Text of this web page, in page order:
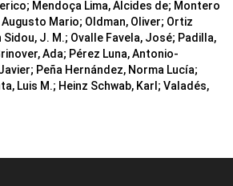
Mendoça Lima, Alcides de; Montero
Mario; Oldman, Oliver; Ortiz
J. M.; Ovalle Favela, José; Padilla,
Ada; Pérez Luna, Antonio-
Peña Hernández, Norma Lucía;
Luis M.; Heinz Schwab, Karl; Valadés,